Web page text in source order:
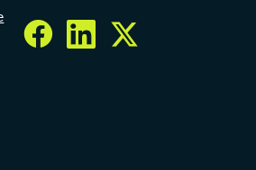
facebook
linkedin
twitter